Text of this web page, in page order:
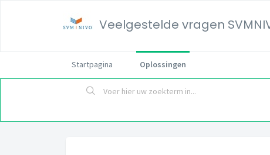
Veelgestelde vragen
Startpagina Oplossingen